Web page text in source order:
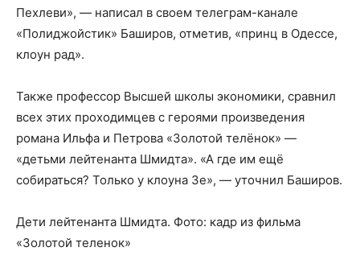
Пехлеви», — написал в своем телеграм-канале
«Полиджойстик» Баширов, отметив, «принц в Одессе,
клоун рад».
Также профессор Высшей школы экономики, сравнил
всех этих проходимцев с героями произведения
романа Ильфа и Петрова «Золотой телёнок» —
«детьми лейтенанта Шмидта». «А где им ещё
собираться? Только у клоуна Зе», — уточнил Баширов.
Дети лейтенанта Шмидта. Фото: кадр из фильма
«Золотой теленок»